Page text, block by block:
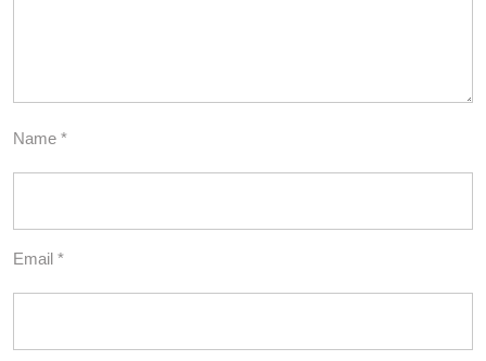
Name *
Email *